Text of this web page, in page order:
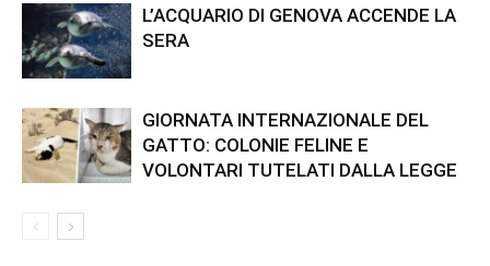
L’ACQUARIO DI GENOVA ACCENDE LA
SERA
GIORNATA INTERNAZIONALE DEL
GATTO: COLONIE FELINE E
VOLONTARI TUTELATI DALLA LEGGE